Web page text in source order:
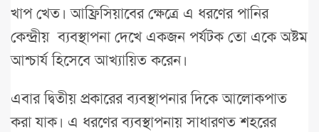
খাপ খেত। আফ্রিসিয়াবের ক্ষেত্রে এ ধরণের পানির
কেন্দ্রীয় ব্যবস্থাপনা দেখে একজন পর্যটক তো একে অষ্টম
আশ্চার্য হিসেবে আখ্যায়িত করেন।
এবার দ্বিতীয় প্রকারের ব্যবস্থাপনার দিকে আলোকপাত
করা যাক। এ ধরণের ব্যবস্থাপনায় সাধারণত শহরের